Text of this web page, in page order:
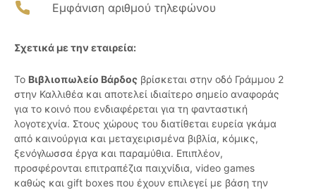
Εμφάνιση αριθμού τηλεφώνου
Σχετικά με την εταιρεία:
Το Βιβλιοπωλείο Βάρδος βρίσκεται στην οδό Γράμμου 2
στην Καλλιθέα και αποτελεί ιδιαίτερο σημείο αναφοράς
για το κοινό που ενδιαφέρεται για τη φανταστική
λογοτεχνία. Στους χώρους του διατίθεται ευρεία γκάμα
από καινούργια και μεταχειρισμένα βιβλία, κόμικς,
ξενόγλωσσα έργα και παραμύθια. Επιπλέον,
προσφέρονται επιτραπέζια παιχνίδια, video games
καθώς και gift boxes που έχουν επιλεγεί με βάση την